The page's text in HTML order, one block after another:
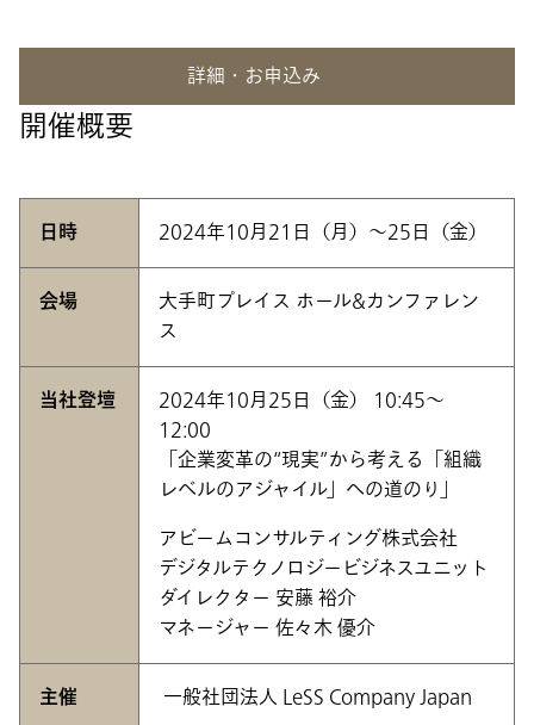
詳細・お申込み
開催概要
日時 2024年10月21日（月）～25日（金）
会場
大手町プレイス ホール&カンファレン
ス
当社登壇
2024年10月25日（金） 10:45～
12:00
「企業変革の“現実”から考える「組織
レベルのアジャイル」への道のり」
アビームコンサルティング株式会社
デジタルテクノロジービジネスユニット
ダイレクター 安藤 裕介
マネージャー 佐々木 優介
主催 一般社団法人 LeSS Company Japan